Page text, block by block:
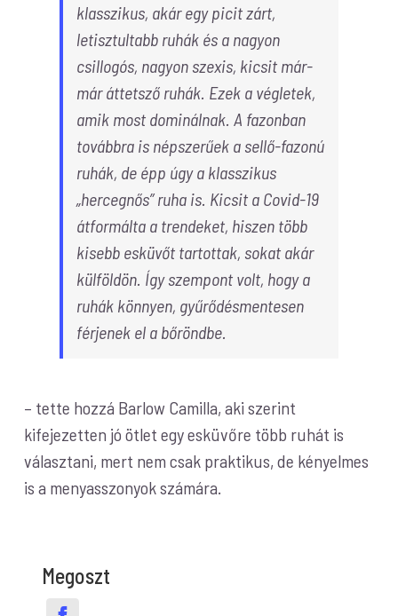
klasszikus, akár egy picit zárt,
letisztultabb ruhák és a nagyon
csillogós, nagyon szexis, kicsit már-
már áttetsző ruhák. Ezek a végletek,
amik most dominálnak. A fazonban
továbbra is népszerűek a sellő-fazonú
ruhák, de épp úgy a klasszikus
„hercegnős” ruha is. Kicsit a Covid-19
átformálta a trendeket, hiszen több
kisebb esküvőt tartottak, sokat akár
külföldön. Így szempont volt, hogy a
ruhák könnyen, gyűrődésmentesen
férjenek el a bőröndbe.
– tette hozzá Barlow Camilla, aki szerint
kifejezetten jó ötlet egy esküvőre több ruhát is
választani, mert nem csak praktikus, de kényelmes
is a menyasszonyok számára.
Megoszt